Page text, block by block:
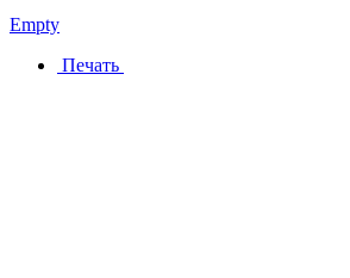
Empty
Печать